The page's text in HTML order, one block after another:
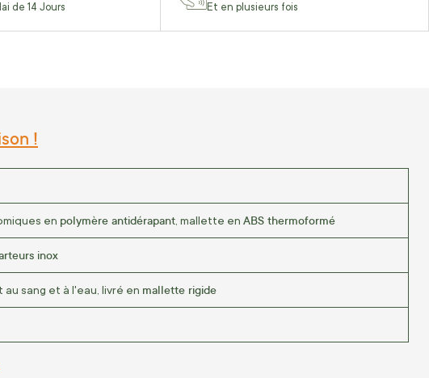
de 14 Jours Et en plusieurs fois
!
en polymère antidérapant , mallette en ABS thermoformé
inox
sang et à l'eau, livré en mallette rigide